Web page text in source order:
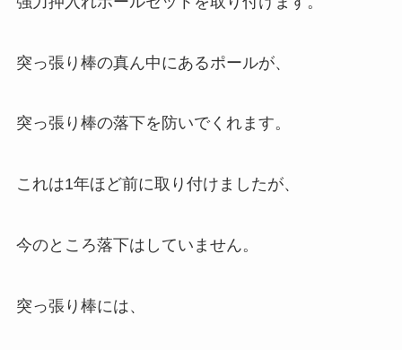
突っ張り棒の真ん中にあるポールが、
突っ張り棒の落下を防いでくれます。
これは1年ほど前に取り付けましたが、
今のところ落下はしていません。
突っ張り棒には、